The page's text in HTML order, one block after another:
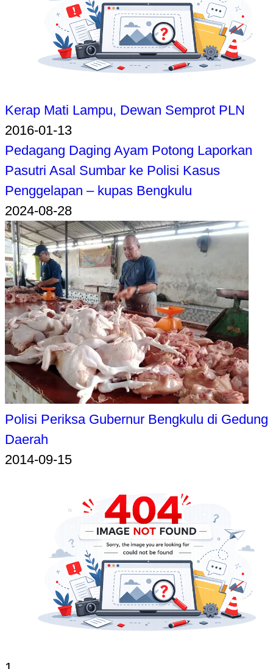
Kerap Mati Lampu, Dewan Semprot PLN
2016-01-13
Pedagang Daging Ayam Potong Laporkan
Pasutri Asal Sumbar ke Polisi Kasus
Penggelapan – kupas Bengkulu
2024-08-28
Polisi Periksa Gubernur Bengkulu di Gedung
Daerah
2014-09-15